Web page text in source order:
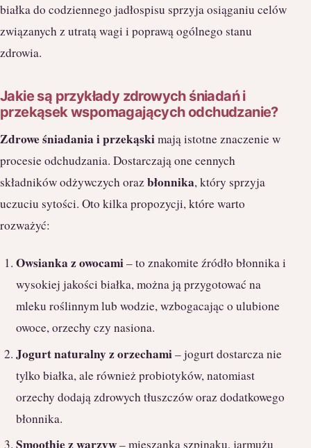
białka do codziennego jadłospisu sprzyja osiąganiu celów
związanych z utratą wagi i poprawą ogólnego stanu
zdrowia.
Jakie są przykłady zdrowych śniadań i
przekąsek wspomagających odchudzanie?
Zdrowe śniadania i przekąskimają istotne znaczenie w
procesie odchudzania. Dostarczają one cennych
składników odżywczych orazbłonnika, który sprzyja
uczuciu sytości. Oto kilka propozycji, które warto
rozważyć:
Owsianka z owocami– to znakomite źródło błonnika i
wysokiej jakości białka, można ją przygotować na
mleku roślinnym lub wodzie, wzbogacając o ulubione
owoce, orzechy czy nasiona.
Jogurt naturalny z orzechami– jogurt dostarcza nie
tylko białka, ale również probiotyków, natomiast
orzechy dodają zdrowych tłuszczów oraz dodatkowego
błonnika.
Smoothie z warzyw– mieszanka szpinaku, jarmużu